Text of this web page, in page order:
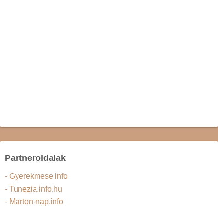
Partneroldalak
- Gyerekmese.info
- Tunezia.info.hu
- Marton-nap.info